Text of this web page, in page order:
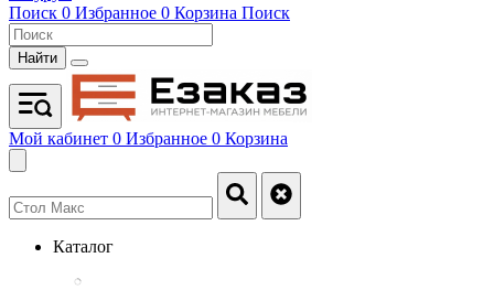
Поиск 0 Избранное 0 Корзина Поиск
Найти
Мой кабинет 0 Избранное 0 Корзина
Каталог